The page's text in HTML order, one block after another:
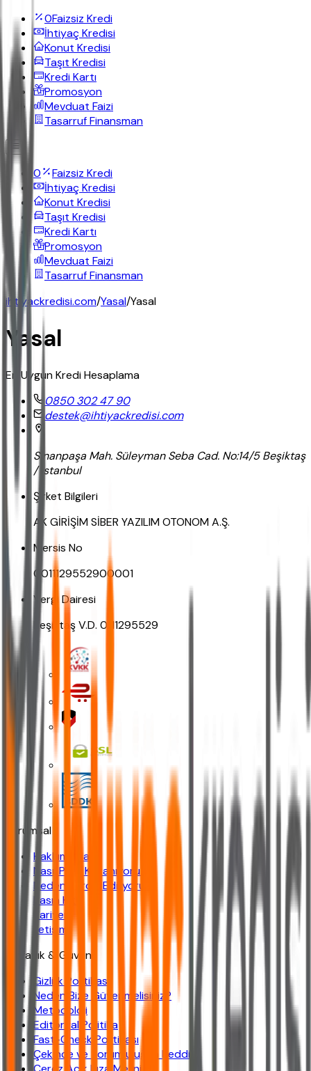
0Faizsiz Kredi
İhtiyaç Kredisi
Konut Kredisi
Taşıt Kredisi
Kredi Kartı
Promosyon
Mevduat Faizi
Tasarruf Finansman
0
Faizsiz Kredi
İhtiyaç Kredisi
Konut Kredisi
Taşıt Kredisi
Kredi Kartı
Promosyon
Mevduat Faizi
Tasarruf Finansman
ihtiyackredisi.com/Yasal/Yasal
Yasal
En Uygun Kredi Hesaplama
0850 302 47 90
destek@ihtiyackredisi.com
Sinanpaşa Mah. Süleyman Seba Cad. No:14/5 Beşiktaş
/ İstanbul
Şirket Bilgileri
AK GİRİŞİM SİBER YAZILIM OTONOM A.Ş.
Mersis No
0011129552900001
Vergi Dairesi
Beşiktaş V.D. 0111295529
Kurumsal
Hakkımızda
Nasıl Para Kazanıyoruz?
Neden Tercih Ediliyoruz?
Basın Kiti
Kariyer
İletişim
Şeffaflık & Güven
Gizlilik Politikası
Neden Bize Güvenmelisiniz?
Metodoloji
Editoryal Politika
Fast-Check Politikası
Çekince ve Sorumluluğun Reddi